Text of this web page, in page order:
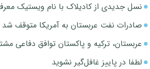
نسل جدیدی از کادیلاک با نام ویستیک
صادرات نفت عربستان به آمریکا متوقف شد
عربستان، ترکیه و پاکستان توافق دفاعی
لطفا در پاییز غافل‌گیر نشوید